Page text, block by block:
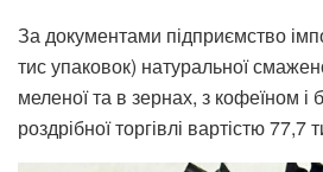
За документами підприємство
тис упаковок) натуральної
меленої та в зернах, з кофеїном і
роздрібної торгівлі вартістю 77,7